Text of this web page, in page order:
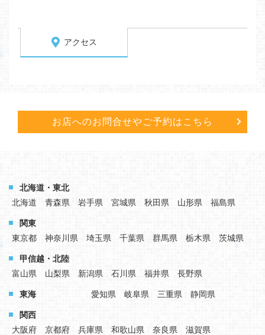
アクセス
お店へのお問合せやご予約はこちら
北海道・東北
北海道
青森県 岩手県 宮城県 秋田県 山形県 福島県
関東
東京都
神奈川県 埼玉県 千葉県 群馬県 栃木県 茨城県
甲信越・北陸
富山県
山梨県 新潟県 石川県 福井県 長野県
東海 愛知県 岐阜県 三重県 静岡県
関西
大阪府
京都府 兵庫県 和歌山県 奈良県 滋賀県